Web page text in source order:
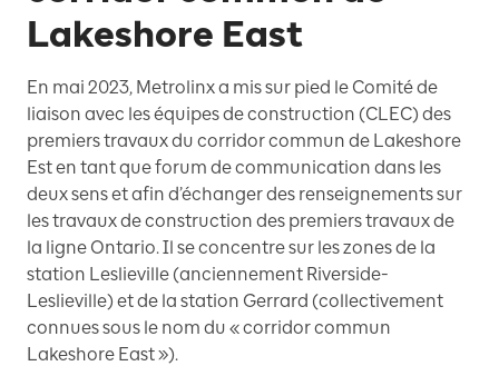
Lakeshore East
En mai 2023, Metrolinx a mis sur pied le Comité de
liaison avec les équipes de construction (CLEC) des
premiers travaux du corridor commun de Lakeshore
Est en tant que forum de communication dans les
deux sens et afin d’échanger des renseignements sur
les travaux de construction des premiers travaux de
la ligne Ontario. Il se concentre sur les zones de la
station Leslieville (anciennement Riverside-
Leslieville) et de la station Gerrard (collectivement
connues sous le nom du « corridor commun
Lakeshore East »).